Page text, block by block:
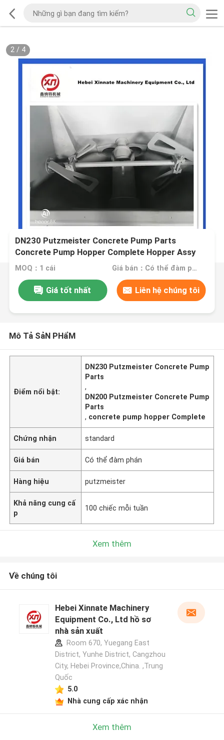
2/ 4
DN230 Putzmeister Concrete Pump Parts
Concrete Pump Hopper Complete Hopper Assy
MOQ：1 cái Giá bán：Có thể đàm phán
Giá tốt nhất Liên hệ chúng tôi
Mô Tả SảN PHẩM
Điểm nổi bật:
DN230 Putzmeister Concrete Pump
Parts
,
DN200 Putzmeister Concrete Pump
Parts
, concrete pump hopper Complete
Chứng nhận standard
Giá bán Có thể đàm phán
Hàng hiệu putzmeister
Khả năng cung cấ
p
100 chiếc mỗi tuần
Xem thêm
Về chúng tôi
Hebei Xinnate Machinery
Equipment Co., Ltd hồ sơ
nhà sản xuất
Room 670, Yuegang East
District, Yunhe District, Cangzhou
City, Hebei Province,China. ,Trung
Quốc
5.0
Nhà cung cấp xác nhận
Xem thêm